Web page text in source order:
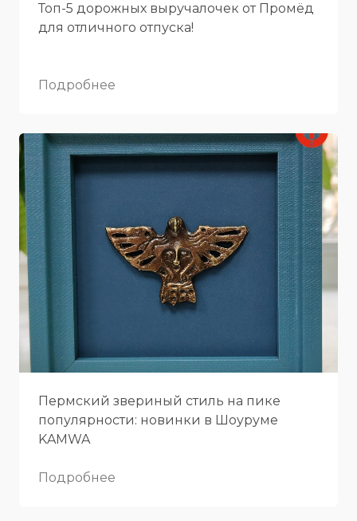
Топ-5 дорожных выручалочек от Промёд
для отличного отпуска!
Подробнее
Пермский звериный стиль на пике
популярности: новинки в Шоуруме
KAMWA
Подробнее